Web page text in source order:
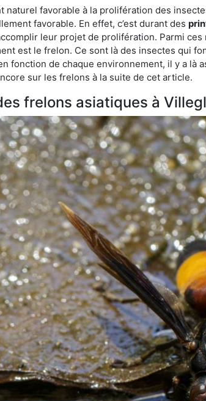
naturel favorable à la prolifération des
favorable. En effet, c’est durant des
leur projet de prolifération. Parmi
est le frelon. Ce sont là des insectes qui
fonction de chaque environnement, il y a là
sur les frelons à la suite de cet article.
frelons asiatiques à